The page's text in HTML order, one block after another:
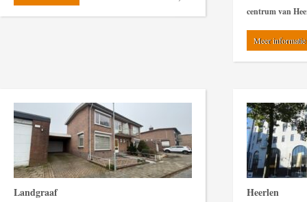
centrum van
Meer informatie
Landgraaf Heerlen